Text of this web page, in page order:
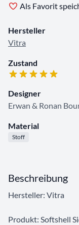
Als Favorit
Hersteller
Vitra
Zustand
Designer
Erwan & Ronan
Material
Stoff
Beschreibung
Hersteller: Vitra
Produkt: Softshell